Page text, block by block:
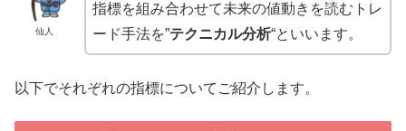
仙人
指標を組み合わせて未来の値動きを読むトレ
ード手法を”テクニカル分析“といいます。
以下でそれぞれの指標についてご紹介します。